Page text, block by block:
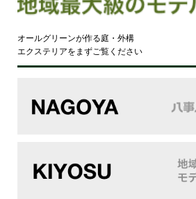
オールグリーンが作る庭・外構
エクステリアをまずご覧ください